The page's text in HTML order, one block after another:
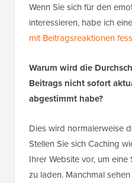
Wenn Sie sich für den
interessieren, habe ich
mit Beitragsreaktionen
Warum wird die
Beitrags nicht sofort
abgestimmt habe?
Dies wird normalerweise
Stellen Sie sich Caching
Ihrer Website vor, um
zu laden. Manchmal